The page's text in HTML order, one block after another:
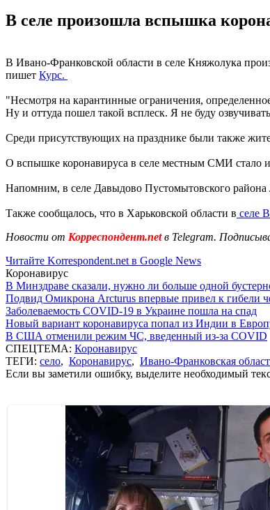
В селе произошла вспышка
В Ивано-Франковской области в селе Княжолука
пишет Курс.
"Несмотря на карантинные ограничения,
Ну и оттуда пошел такой всплеск. Я не буду
Среди присутствующих на празднике были также
О вспышке коронавируса в селе местным СМИ стало
Напомним, в селе Давыдово Пустомытовского района
Также сообщалось, что в Харьковской области в селе
Новости от Корреспондент.netв Telegram.
Читайте Korrespondent.net в Google News
Коронавирус
В Минздраве сказали, нужно ли больше одной
Подвид Омикрона Arcturus впервые привел к гибели
Заболеваемость COVID-19 в Украине пошла на спад
Новый вариант коронавируса попал из Индии в
В США отменили режим ЧС, введенный из-за COVID
СПЕЦТЕМА: Коронавирус
ТЕГИ: село, Коронавирус, Ивано-Франковская
Если вы заметили ошибку, выделите необходимый